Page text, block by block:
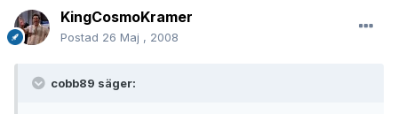
KingCosmoKramer
Postad 26 Maj , 2008
cobb89 säger: